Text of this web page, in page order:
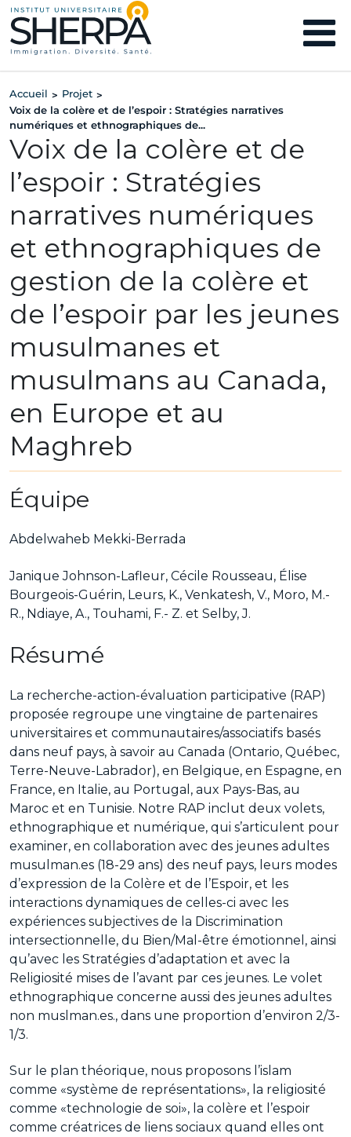
Accueil > Projet >
Voix de la colère et de l’espoir : Stratégies narratives
numériques et ethnographiques de...
Voix de la colère et de
l’espoir : Stratégies
narratives numériques
et ethnographiques de
gestion de la colère et
de l’espoir par les jeunes
musulmanes et
musulmans au Canada,
en Europe et au
Maghreb
Équipe
Abdelwaheb Mekki-Berrada
Janique Johnson-Lafleur, Cécile Rousseau, Élise
Bourgeois-Guérin, Leurs, K., Venkatesh, V., Moro, M.-
R., Ndiaye, A., Touhami, F.- Z. et Selby, J.
Résumé
La recherche-action-évaluation participative (RAP)
proposée regroupe une vingtaine de partenaires
universitaires et communautaires/associatifs basés
dans neuf pays, à savoir au Canada (Ontario, Québec,
Terre-Neuve-Labrador), en Belgique, en Espagne, en
France, en Italie, au Portugal, aux Pays-Bas, au
Maroc et en Tunisie. Notre RAP inclut deux volets,
ethnographique et numérique, qui s’articulent pour
examiner, en collaboration avec des jeunes adultes
musulman.es (18-29 ans) des neuf pays, leurs modes
d’expression de la Colère et de l’Espoir, et les
interactions dynamiques de celles-ci avec les
expériences subjectives de la Discrimination
intersectionnelle, du Bien/Mal-être émotionnel, ainsi
qu’avec les Stratégies d’adaptation et avec la
Religiosité mises de l’avant par ces jeunes. Le volet
ethnographique concerne aussi des jeunes adultes
non muslman.es., dans une proportion d’environ 2/3-
1/3.
Sur le plan théorique, nous proposons l’islam
comme «système de représentations», la religiosité
comme «technologie de soi», la colère et l’espoir
comme créatrices de liens sociaux quand elles ont